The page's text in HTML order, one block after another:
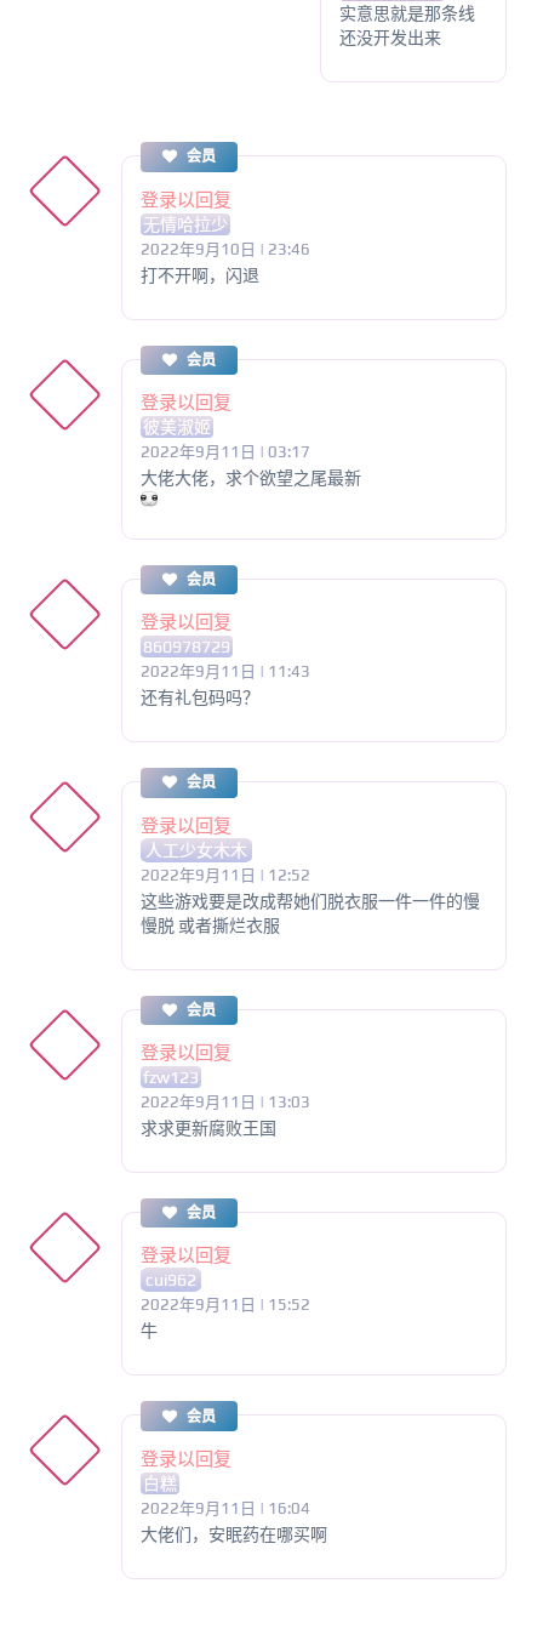
实意思就是那条线
还没开发出来
会员
登录以回复
无情哈拉少
2022年9月10日 | 23:46
打不开啊，闪退
会员
登录以回复
彼美淑姬
2022年9月11日 | 03:17
大佬大佬，求个欲望之尾最新
会员
登录以回复
860978729
2022年9月11日 | 11:43
还有礼包码吗？
会员
登录以回复
人工少女木木
2022年9月11日 | 12:52
这些游戏要是改成帮她们脱衣服一件一件的慢
慢脱 或者撕烂衣服
会员
登录以回复
fzw123
2022年9月11日 | 13:03
求求更新腐败王国
会员
登录以回复
cui962
2022年9月11日 | 15:52
牛
会员
登录以回复
白糕
2022年9月11日 | 16:04
大佬们，安眠药在哪买啊